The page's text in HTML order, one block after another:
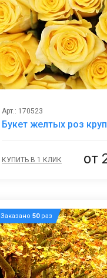
Арт.: 170523
Букет желтых роз
КУПИТЬ В 1 КЛИК от
Заказано 50раз